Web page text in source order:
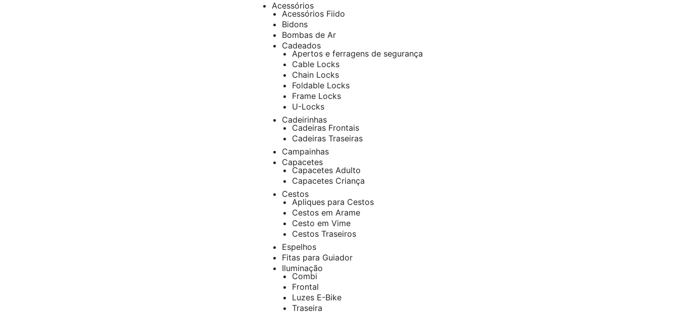
Acessórios
Acessórios Fiido
Bidons
Bombas de Ar
Cadeados
Apertos e ferragens de segurança
Cable Locks
Chain Locks
Foldable Locks
Frame Locks
U-Locks
Cadeirinhas
Cadeiras Frontais
Cadeiras Traseiras
Campainhas
Capacetes
Capacetes Adulto
Capacetes Criança
Cestos
Apliques para Cestos
Cestos em Arame
Cesto em Vime
Cestos Traseiros
Espelhos
Fitas para Guiador
Iluminação
Combi
Frontal
Luzes E-Bike
Traseira